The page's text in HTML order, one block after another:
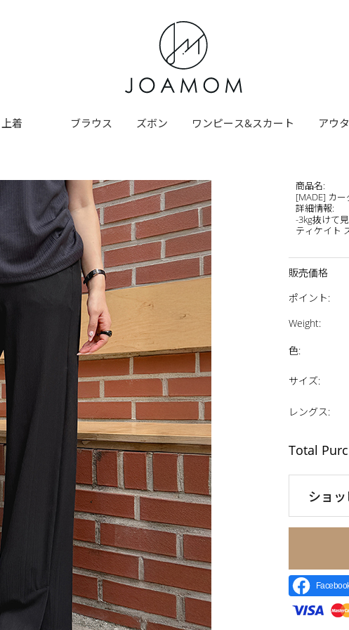
上着 ブラウス ズボン ワンピース&スカート アウ
商品名:
[MADE] カ
詳細情報:
-3kg抜けて
ティケイト
販売価格
ポイント:
Weight:
色:
サイズ:
レングス:
Total
ショ